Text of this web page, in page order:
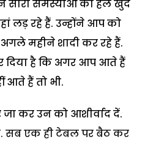
ने सारी समस्याओं का हल खुद
लड़ रहे हैं. उन्होंने आप को
महीने शादी कर रहे हैं.
है कि अगर आप आते हैं
आते हैं तो भी.
कर उन को आशीर्वाद दें.
सब एक ही टेबल पर बैठ कर